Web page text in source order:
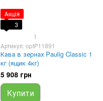
Акція
3
1
Артикул: optP11891
Кава в зернах Paulig Classic 1
кг (ящик 4кг)
5 908 грн
Купити